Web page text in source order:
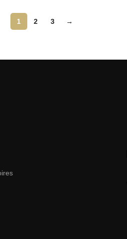
1 2 3 →